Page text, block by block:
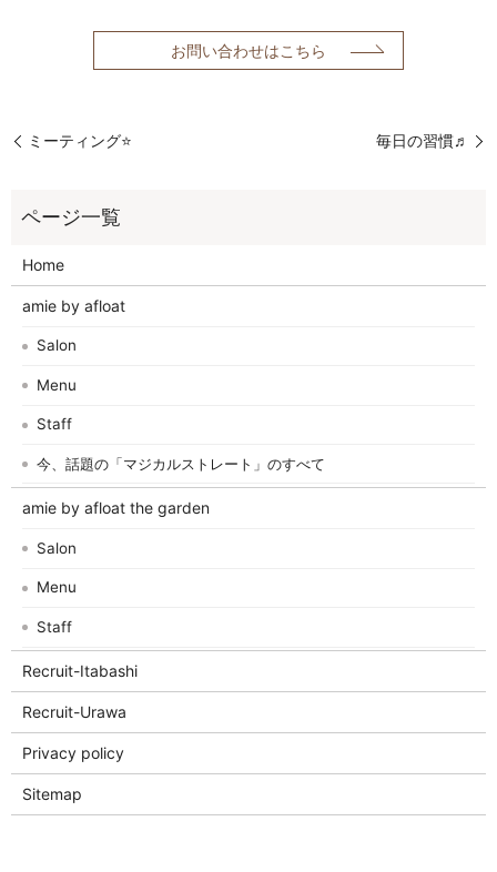
お問い合わせはこちら
ミーティング⭐️ 毎日の習慣♬
Home
amie by afloat
Salon
Menu
Staff
今、話題の「マジカルストレート」のすべて
amie by afloat the garden
Salon
Menu
Staff
Recruit-Itabashi
Recruit-Urawa
Privacy policy
Sitemap